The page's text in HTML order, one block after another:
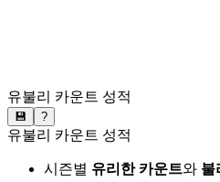
유불리 카운트 성적
💾 ?
유불리 카운트 성적
시즌별 유리한 카운트와 불